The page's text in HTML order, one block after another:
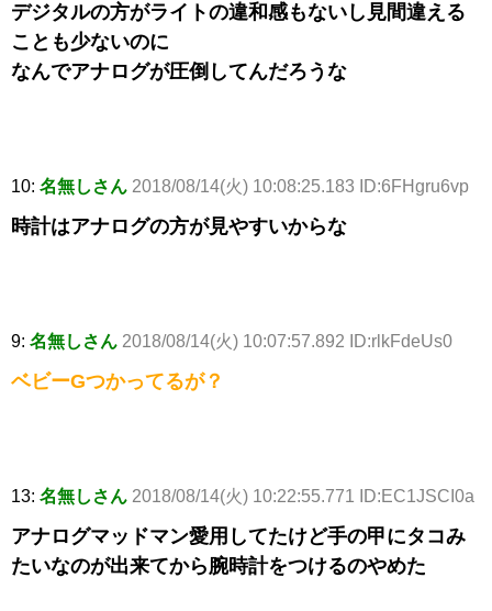
デジタルの方がライトの違和感もないし見間違える
ことも少ないのに
なんでアナログが圧倒してんだろうな
10: 名無しさん 2018/08/14(火) 10:08:25.183 ID:6FHgru6vp
時計はアナログの方が見やすいからな
9: 名無しさん 2018/08/14(火) 10:07:57.892 ID:rlkFdeUs0
ベビーGつかってるが？
13: 名無しさん 2018/08/14(火) 10:22:55.771 ID:EC1JSCI0a
アナログマッドマン愛用してたけど手の甲にタコみ
たいなのが出来てから腕時計をつけるのやめた